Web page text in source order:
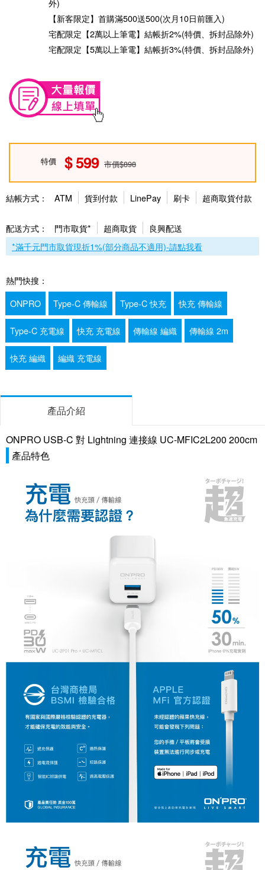
外)
【新客限定】首購滿500送500(次月10日前匯入)
宅配限定【2萬以上筆電】結帳折2%(特價、拆封品除外)
宅配限定【5萬以上筆電】結帳折3%(特價、拆封品除外)
特價 599 市價$898
結帳方式： ATM 貨到付款 LinePay 刷卡 超商取貨付款
配送方式： 門市取貨* 超商取貨
良興配送
*滿千元門市取貨現折1%(部分商品不適用)-請點我看
熱門快搜：
ONPRO
Type-C 傳輸線 Type-C 快充 快充 傳輸線
Type-C 充電線 快充 充電線 傳輸線 編織 傳輸線 2m
快充 編織 編織 充電線
產品介紹
ONPRO USB-C 對 Lightning 連接線 UC-MFIC2L200 200cm
產品特色